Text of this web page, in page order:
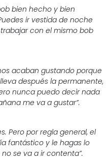
bien hecho y bien
ir vestida de noche
con el mismo bob
acaban gustando porque
después la permanente,
nunca puedo decir nada
me va a gustar”.
Pero por regla general, el
fantástico y le hagas lo
se va a ir contenta”.